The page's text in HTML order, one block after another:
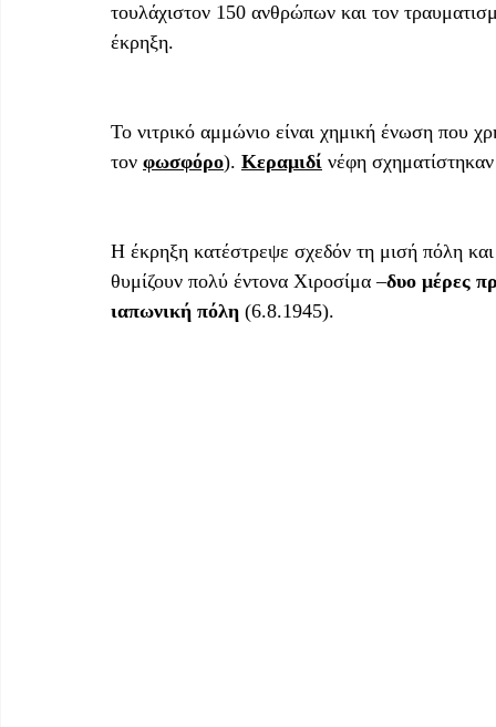
τουλάχιστον 150 ανθρώπων και τον
έκρηξη.
Το νιτρικό αμμώνιο είναι χημική ένωση που
τον φωσφόρο). Κεραμιδί νέφη
Η έκρηξη κατέστρεψε σχεδόν τη μισή πόλη και
θυμίζουν πολύ έντονα Χιροσίμα –δυο μέρες
ιαπωνική πόλη (6.8.1945).